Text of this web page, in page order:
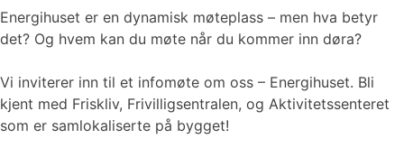
Energihuset er en dynamisk møteplass – men hva betyr
det? Og hvem kan du møte når du kommer inn døra?
Vi inviterer inn til et infomøte om oss – Energihuset. Bli
kjent med Friskliv, Frivilligsentralen, og Aktivitetssenteret
som er samlokaliserte på bygget!